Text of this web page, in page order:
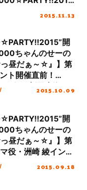
and one」イベン
2015.11.13
開
ちゃんのせーの
っ昼だぁ～☆』】第
ト開催直前！
役・新田恵海イ
2015.10.09
開
ちゃんのせーの
っ昼だぁ～☆』】第
役・洲崎 綾インタ
2015.09.18